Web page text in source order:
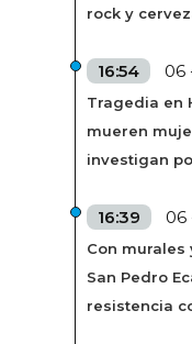
rock y
16:54 06
Tragedia en
mueren
investigan
16:39 06
Con
San Pedro
resistencia